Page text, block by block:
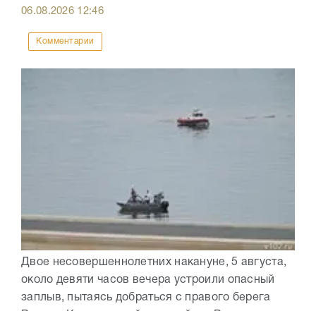
06.08.2026 12:46
Комментарии
Двое несовершеннолетних накануне, 5 августа,
около девяти часов вечера устроили опасный
заплыв, пытаясь добраться с правого берега